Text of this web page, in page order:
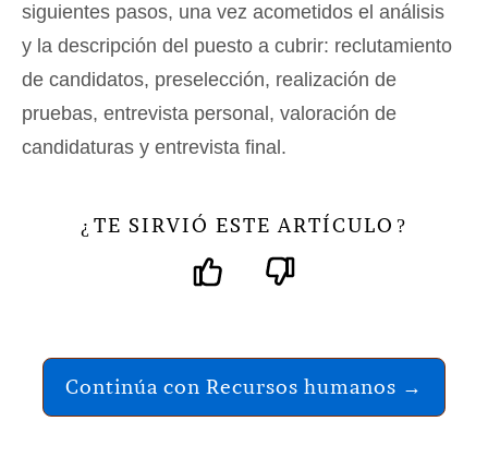
siguientes pasos, una vez acometidos el análisis
y la descripción del puesto a cubrir: reclutamiento
de candidatos, preselección, realización de
pruebas, entrevista personal, valoración de
candidaturas y entrevista final.
¿ TE SIRVIÓ ESTE ARTÍCULO ?
Continúa con Recursos humanos →